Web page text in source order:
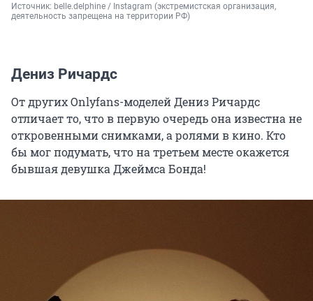
Источник: belle.delphine / Instagram (экстремистская организация,
деятельность запрещена на территории РФ)
Дениз Ричардс
От других Onlyfans-моделей Дениз Ричардс
отличает то, что в первую очередь она известна не
откровенными снимками, а ролями в кино. Кто
бы мог подумать, что на третьем месте окажется
бывшая девушка Джеймса Бонда!